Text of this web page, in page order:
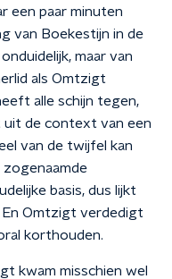
een paar minuten
van Boekestijn in de
maar van
als Omtzigt
alle schijn tegen,
uit de context van een
van de twijfel kan
basis, dus lijkt
Omtzigt verdedigt
korthouden.
kwam misschien wel